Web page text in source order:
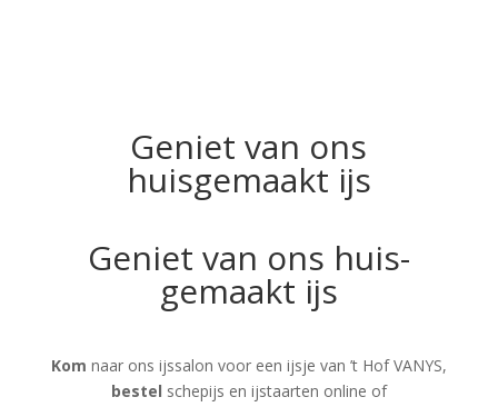
Geniet van ons
huisgemaakt ijs
Geniet van ons huis-
gemaakt ijs
Kom naar ons ijssalon voor een ijsje van ’t Hof VANYS,
bestel schepijs en ijstaarten online of